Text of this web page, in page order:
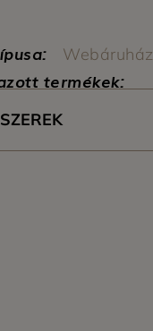
termékek: